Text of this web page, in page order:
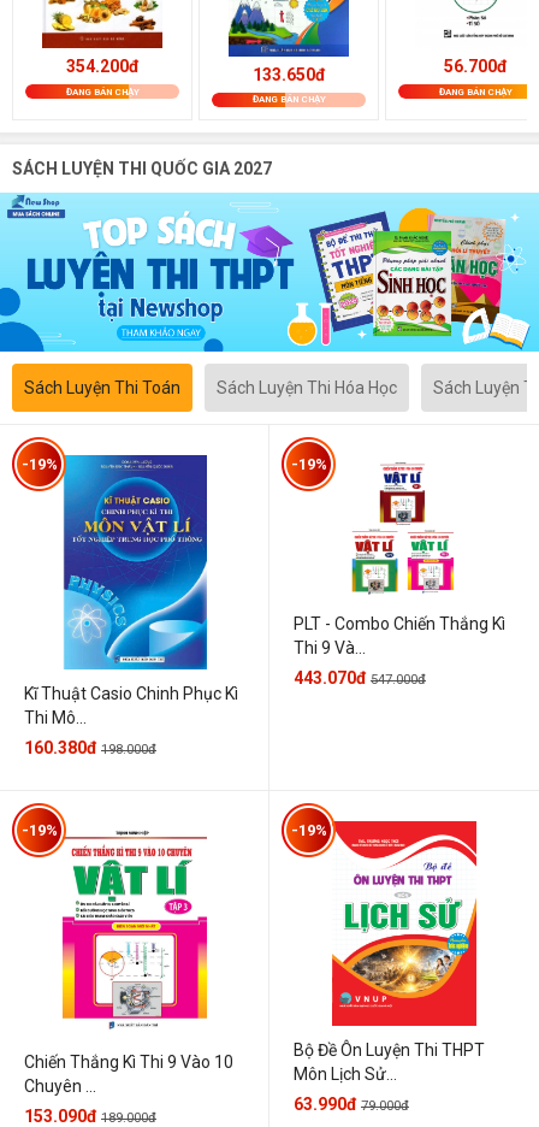
354.200đ
ĐANG BÁN CHẠY
133.650đ
ĐANG BÁN CHẠY
56.700đ
ĐANG BÁN CHẠY
SÁCH LUYỆN THI QUỐC GIA 2027
Sách Luyện Thi Toán Sách Luyện Thi Hóa Học Sách Luyện
Kĩ Thuật Casio Chinh Phục Kì
Thi Mô...
-19%
160.380đ 198.000đ
PLT - Combo Chiến Thắng Kì
Thi 9 Và...
-19%
443.070đ 547.000đ
Chiến Thắng Kì Thi 9 Vào 10
Chuyên ...
-19%
153.090đ 189.000đ
Bộ Đề Ôn Luyện Thi THPT
Môn Lịch Sử...
-19%
63.990đ 79.000đ